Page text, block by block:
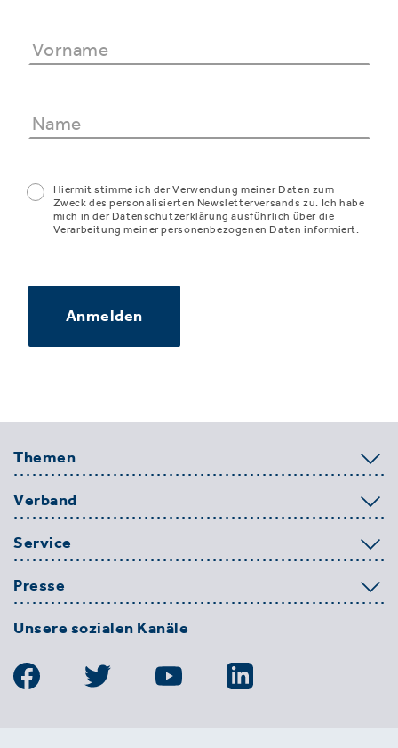
Hiermit stimme ich der Verwendung meiner Daten zum
Zweck des personalisierten Newsletterversands zu. Ich habe
mich in der Datenschutzerklärung ausführlich über die
Verarbeitung meiner personenbezogenen Daten informiert.
Anmelden
Themen
Verband
Service
Presse
Unsere sozialen Kanäle